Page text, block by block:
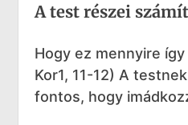
A test részei
Hogy ez mennyire
Kor1, 11-12) A
fontos, hogy